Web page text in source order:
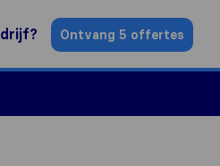
Ontvang 5 offertes